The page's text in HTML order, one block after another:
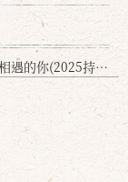
你(2025持續更新